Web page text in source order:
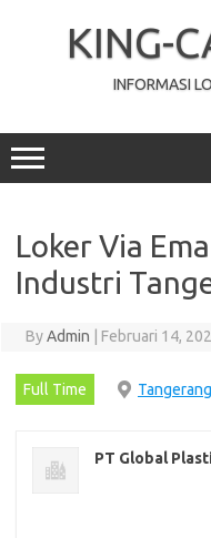
KING-
INFORMASI
Loker Via
Industri
ByAdmin Februari 14,
Full Time Tangerang
PT Global